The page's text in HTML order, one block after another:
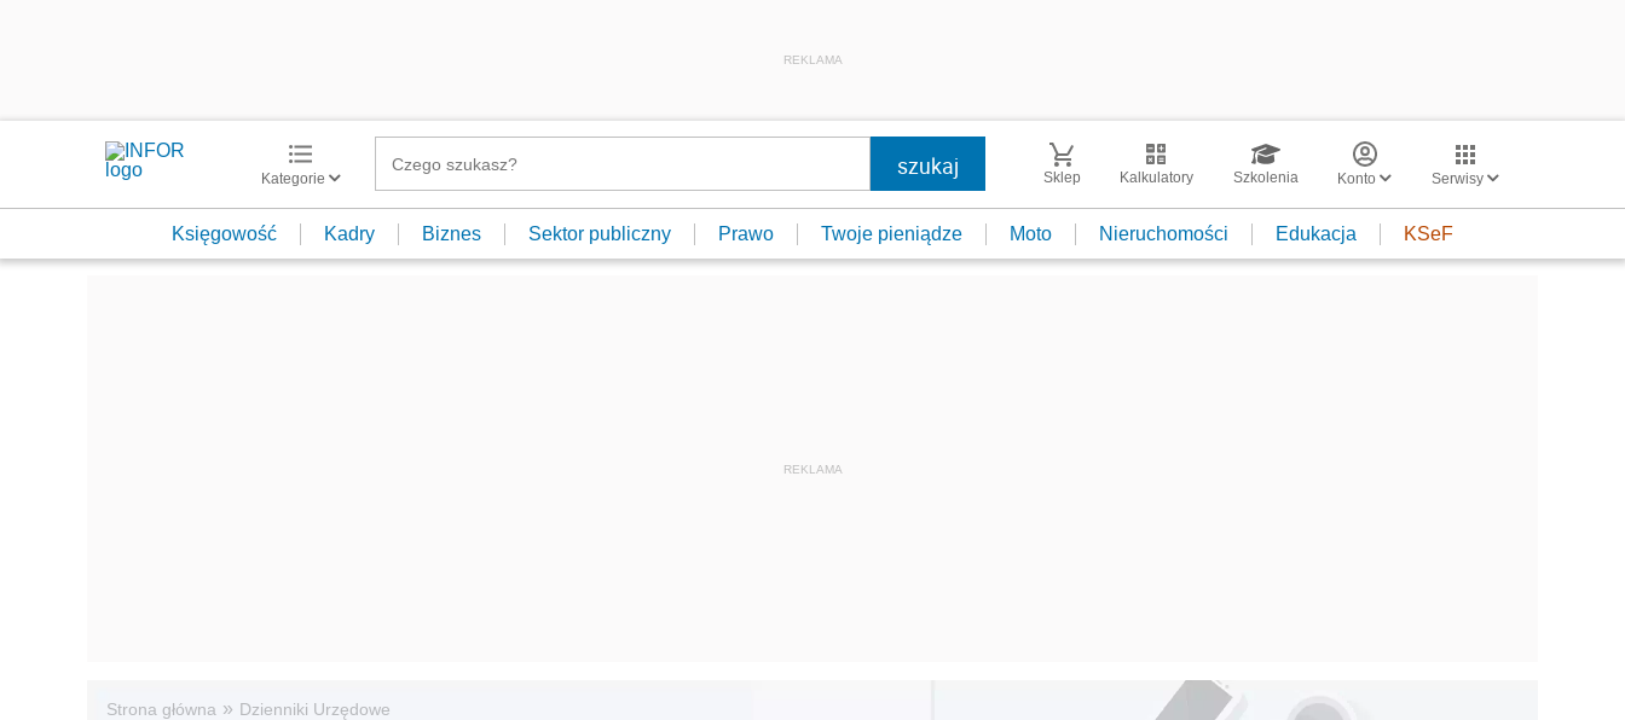
REKLAMA
Kategorie Sklep Kalkulatory Szkolenia Konto Serwisy
Księgowość Kadry Biznes Sektor publiczny Prawo Twoje pieniądze Moto Nieruchomości Edukacja KSeF
Strona główna » Dzienniki Urzędowe